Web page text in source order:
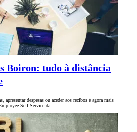
Boiron: tudo à distância
apresentar despesas ou aceder aos recibos é agora mais
Self-Service da…